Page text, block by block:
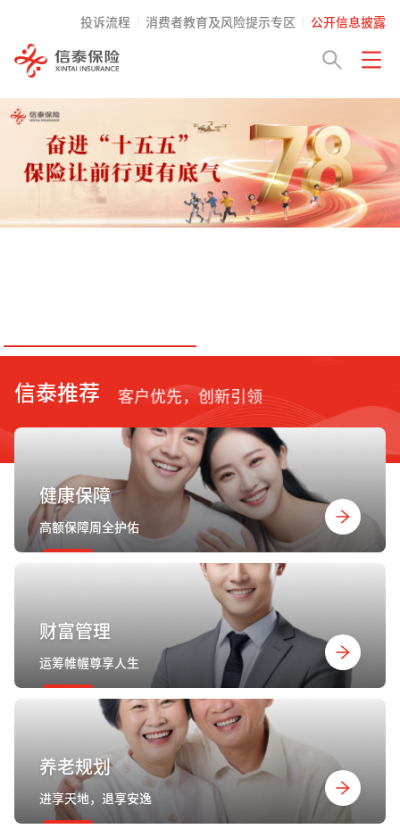
投诉流程 消费者教育及风险提示专区 公开信息披露
信泰推荐 客户优先，创新引领
健康保障
高额保障周全护佑
财富管理
运筹帷幄尊享人生
养老规划
进享天地，退享安逸